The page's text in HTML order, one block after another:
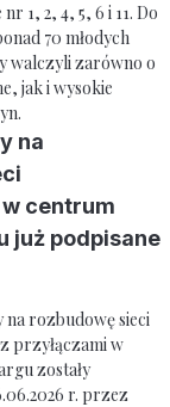
1, 2, 4, 5, 6 i 11. Do
70 młodych
walczyli zarówno o
jak i wysokie
na
centrum
już podpisane
na rozbudowę sieci
przyłączami w
zostały
r. przez